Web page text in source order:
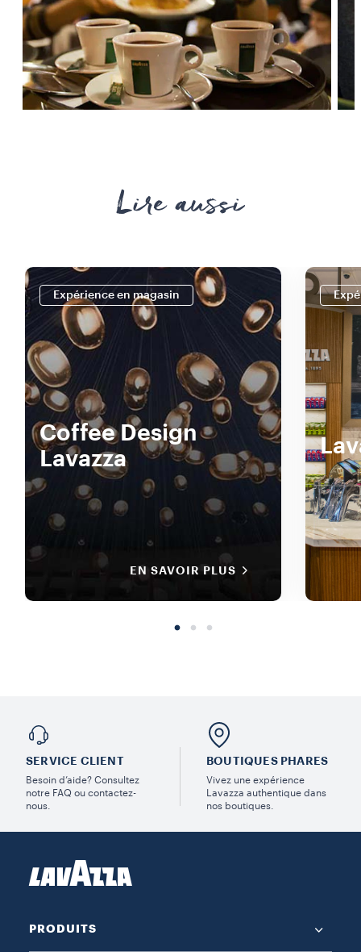
Lire aussi
Expérience en magasin
Coffee Design
Lavazza
EN SAVOIR PLUS
SERVICE CLIENT
Besoin d’aide? Consultez
notre FAQ ou contactez-
nous.
BOUTIQUES PHARES
Vivez une expérience
Lavazza authentique dans
nos boutiques.
PRODUITS